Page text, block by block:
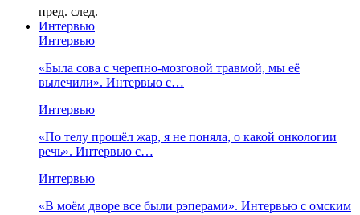
пред. след.
Интервью
Интервью
«Была сова с черепно-мозговой травмой, мы её
вылечили». Интервью с…
Интервью
«По телу прошёл жар, я не поняла, о какой онкологии
речь». Интервью с…
Интервью
«В моём дворе все были рэперами». Интервью с омским